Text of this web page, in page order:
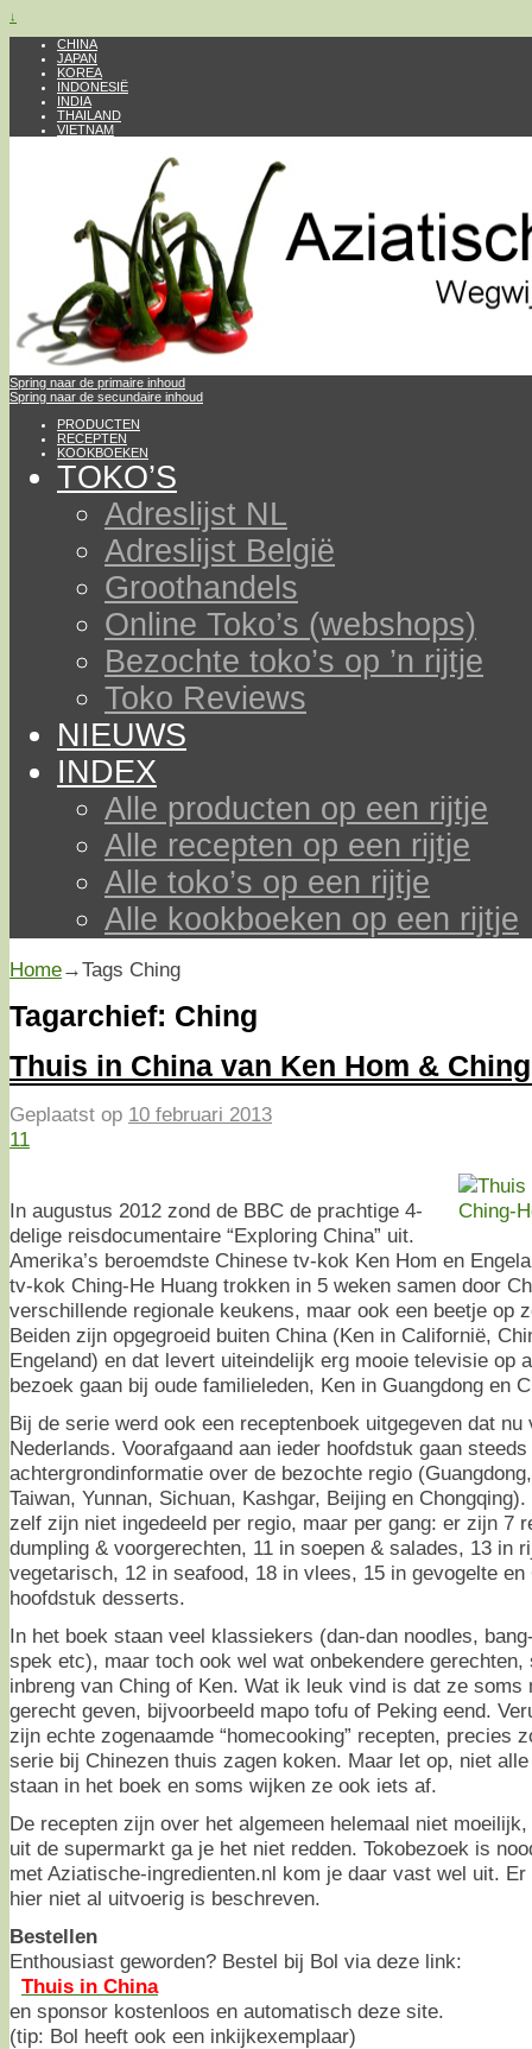
↓
CHINA
JAPAN
KOREA
INDONESIË
INDIA
THAILAND
VIETNAM
Spring naar de primaire inhoud
Spring naar de secundaire inhoud
PRODUCTEN
RECEPTEN
KOOKBOEKEN
TOKO’S
Adreslijst NL
Adreslijst België
Groothandels
Online Toko’s (webshops)
Bezochte toko’s op ’n rijtje
Toko Reviews
NIEUWS
INDEX
Alle producten op een rijtje
Alle recepten op een rijtje
Alle toko’s op een rijtje
Alle kookboeken op een rijtje
Home→Tags Ching
Tagarchief: Ching
Thuis in China van Ken Hom &
Geplaatst op 10 februari 2013
11
In augustus 2012 zond de BBC de prachtige 4-
delige reisdocumentaire “Exploring China” uit.
Amerika’s beroemdste Chinese tv-kok Ken Hom en
tv-kok Ching-He Huang trokken in 5 weken samen door
verschillende regionale keukens, maar ook een beetje op
Beiden zijn opgegroeid buiten China (Ken in Californië,
Engeland) en dat levert uiteindelijk erg mooie televisie op
bezoek gaan bij oude familieleden, Ken in Guangdong en
Bij de serie werd ook een receptenboek uitgegeven dat
Nederlands. Voorafgaand aan ieder hoofdstuk gaan
achtergrondinformatie over de bezochte regio
Taiwan, Yunnan, Sichuan, Kashgar, Beijing en
zelf zijn niet ingedeeld per regio, maar per gang: er zijn 7
dumpling & voorgerechten, 11 in soepen & salades, 13 in
vegetarisch, 12 in seafood, 18 in vlees, 15 in gevogelte
hoofdstuk desserts.
In het boek staan veel klassiekers (dan-dan noodles,
spek etc), maar toch ook wel wat onbekendere
inbreng van Ching of Ken. Wat ik leuk vind is dat ze soms
gerecht geven, bijvoorbeeld mapo tofu of Peking eend.
zijn echte zogenaamde “homecooking” recepten, precies
serie bij Chinezen thuis zagen koken. Maar let op, niet
staan in het boek en soms wijken ze ook iets af.
De recepten zijn over het algemeen helemaal niet
uit de supermarkt ga je het niet redden. Tokobezoek is
met Aziatische-ingredienten.nl kom je daar vast wel uit.
hier niet al uitvoerig is beschreven.
Bestellen
Enthousiast geworden? Bestel bij Bol via deze link:
Thuis in China
en sponsor kostenloos en automatisch deze site.
(tip: Bol heeft ook een inkijkexemplaar)